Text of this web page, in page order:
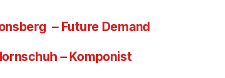
– Future Demand
– Komponist